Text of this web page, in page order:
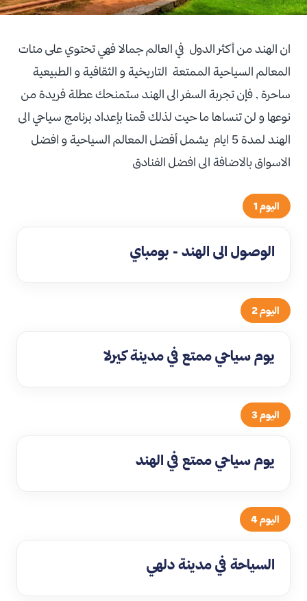
ان الهند من أكثر الدول في العالم جمالا فهي تحتوي على مئات
المعالم السياحية الممتعة التاريخية و الثقافية و الطبيعية
ساحرة , فإن تجربة السفر الى الهند ستمنحك عطلة فريدة من
نوعها و لن تنساها ما حيت لذلك قمنا بإعداد برنامج سياحي الى
الهند لمدة 5 ايام يشمل أفضل المعالم السياحية و افضل
الاسواق بالاضافة الى افضل الفنادق
اليوم 1
الوصول الى الهند - بومباي
اليوم 2
يوم سياحي ممتع في مدينة كيرلا
اليوم 3
يوم سياحي ممتع في الهند
اليوم 4
السياحة في مدينة دلهي